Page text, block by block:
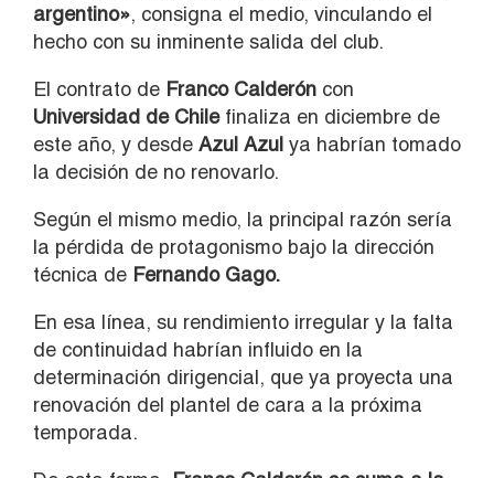
argentino», consigna el medio, vinculando el
hecho con su inminente salida del club.
El contrato de Franco Calderón con
Universidad de Chilefinaliza en diciembre de
este año, y desde Azul Azul ya habrían tomado
la decisión de no renovarlo.
Según el mismo medio, la principal razón sería
la pérdida de protagonismo bajo la dirección
técnica de Fernando Gago.
En esa línea, su rendimiento irregular y la falta
de continuidad habrían influido en la
determinación dirigencial, que ya proyecta una
renovación del plantel de cara a la próxima
temporada.